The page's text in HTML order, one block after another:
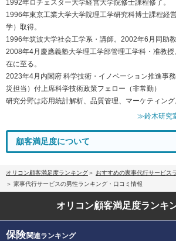
1992年ロチェスター大学経営大学院修士課程修了。
1996年東京工業大学大学院理工学研究科博士課程経
学）取得。
1996年筑波大学社会工学系・講師。2002年6月同助教
2008年4月慶應義塾大学理工学部管理工学科・准教
在に至る。
2023年4月内閣府 科学技術・イノベーション推進事
災担当）付上席科学技術政策フェロー（非常勤）
研究分野は応用統計解析、品質管理、マーケティング
≫鈴木研究
顧客満足度について
オリコン顧客満足度ランキング
おすすめの家事代行サービス
家事代行サービスの男性ランキング・口コミ情報
オリコン顧客満足度ランキ
保険関連ランキング